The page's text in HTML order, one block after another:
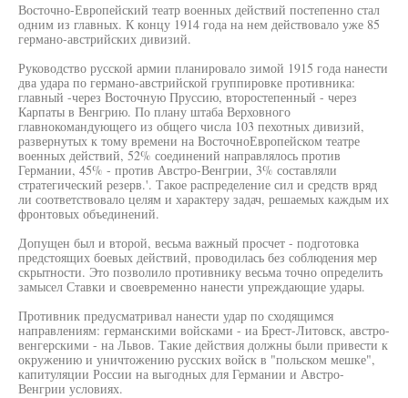
Восточно-Европейский театр военных действий постепенно стал
одним из главных. К концу 1914 года на нем действовало уже 85
германо-австрийских дивизий.
Руководство русской армии планировало зимой 1915 года нанести
два удара по германо-австрийской группировке противника:
главный -через Восточную Пруссию, второстепенный - через
Карпаты в Венгрию. По плану штаба Верховного
главнокомандующего из общего числа 103 пехотных дивизий,
развернутых к тому времени на ВосточноЕвропейском театре
военных действий, 52% соединений направлялось против
Германии, 45% - против Австро-Венгрии, 3% составляли
стратегический резерв.'. Такое распределение сил и средств вряд
ли соответствовало целям и характеру задач, решаемых каждым их
фронтовых объединений.
Допущен был и второй, весьма важный просчет - подготовка
предстоящих боевых действий, проводилась без соблюдения мер
скрытности. Это позволило противнику весьма точно определить
замысел Ставки и своевременно нанести упреждающие удары.
Противник предусматривал нанести удар по сходящимся
направлениям: германскими войсками - иа Брест-Литовск, австро-
венгерскими - на Львов. Такие действия должны были привести к
окружению и уничтожению русских войск в "польском мешке",
капитуляции России на выгодных для Германии и Австро-
Венгрии условиях.